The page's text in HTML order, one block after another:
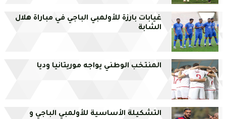
غيابات بارزة للأولمبي الباجي في مباراة هلال
الشابة
المنتخب الوطني يواجه موريتانيا وديا
التشكيلة الأساسية للأولمبي الباجي و